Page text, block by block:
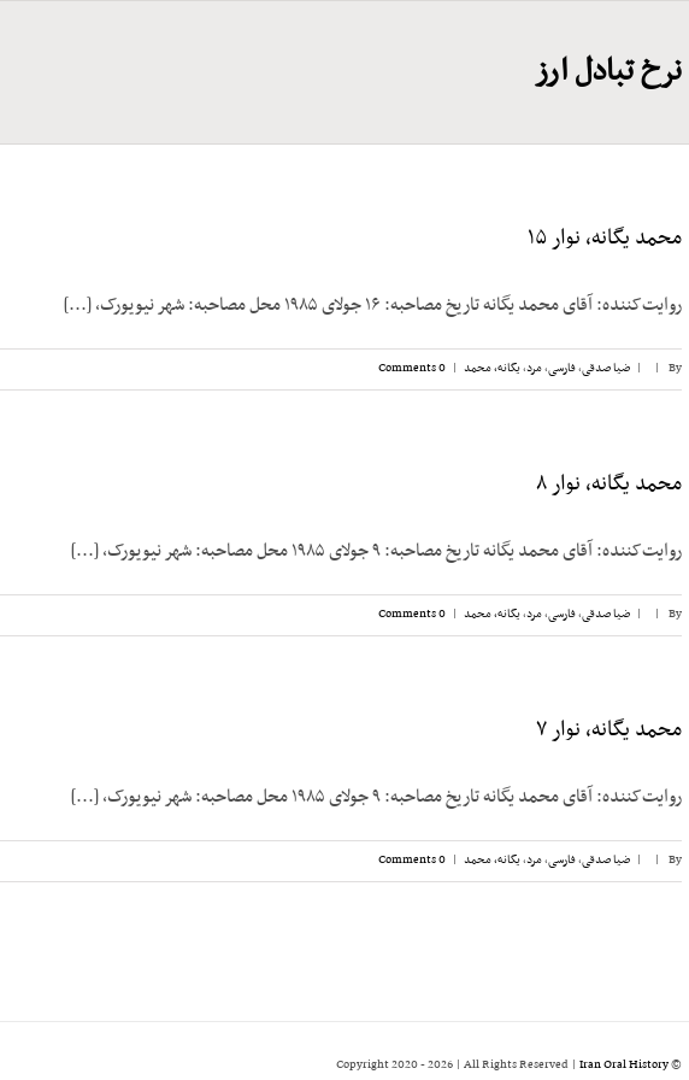
نرخ تبادل ارز
محمد یگانه، نوار ۱۵
روایت‌کننده: آقای محمد یگانه تاریخ مصاحبه: ۱۶ جولای ۱۹۸۵ محل مصاحبه: شهر نیویورک، [...]
By
|
| ضیا صدقی,فارسی,مرد,یگانه، محمد |
0 Comments
محمد یگانه، نوار ۸
روایت‌کننده: آقای محمد یگانه تاریخ مصاحبه: ۹ جولای ۱۹۸۵ محل مصاحبه: شهر نیویورک، [...]
By
|
| ضیا صدقی,فارسی,مرد,یگانه، محمد |
0 Comments
محمد یگانه، نوار ۷
روایت‌کننده: آقای محمد یگانه تاریخ مصاحبه: ۹ جولای ۱۹۸۵ محل مصاحبه: شهر نیویورک، [...]
By
|
| ضیا صدقی,فارسی,مرد,یگانه، محمد |
0 Comments
© Copyright 2020 -
2026 | All Rights Reserved | Iran Oral History